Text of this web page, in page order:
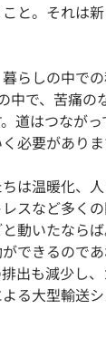
と。それは
らしの中で
中で、苦痛の
道はつなが
必要がありま
は温暖化、
スなど多くの
動いたなら
できるので
出も減少し
る大型輸送